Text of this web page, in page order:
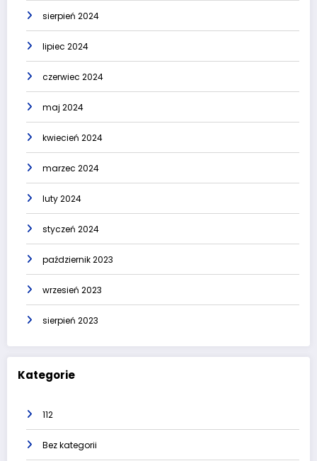
sierpień 2024
lipiec 2024
czerwiec 2024
maj 2024
kwiecień 2024
marzec 2024
luty 2024
styczeń 2024
październik 2023
wrzesień 2023
sierpień 2023
Kategorie
112
Bez kategorii